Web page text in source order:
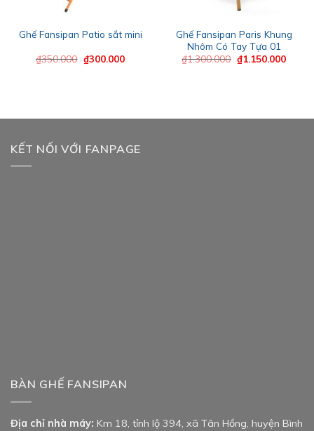
Ghế Fansipan Patio sắt mini
₫350.000 Giá
gốc
₫300.000Giá
Ghế Fansipan Paris Khung
Nhôm Có Tay Tựa 01
₫1.300.000 Giá
gốc
₫1.150.000Giá
KẾT NỐI VỚI FANPAGE
BÀN GHẾ FANSIPAN
Địa chỉ nhà máy: Km 18, tỉnh lộ 394, xã Tân Hồng, huyện Bình